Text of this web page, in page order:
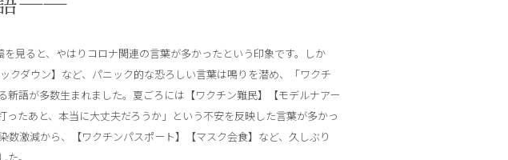
見ると、やはりコロナ関連の言葉が多かったという印象です。しか
クダウン】など、パニック的な恐ろしい言葉は鳴りを潜め、「ワクチ
が多数生まれました。夏ごろには【ワクチン難民】【モデルナアー
たあと、本当に大丈夫だろうか」という不安を反映した言葉が多かっ
激減から、【ワクチンパスポート】【マスク会食】など、久しぶり